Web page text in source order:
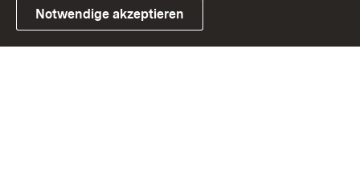
Link zum Landesportal
Notwendige akzeptieren